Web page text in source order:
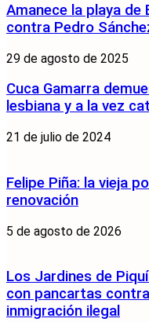
Amanece la playa de
contra Pedro
29 de agosto de 2025
Cuca Gamarra
lesbiana y a la vez
21 de julio de 2024
Felipe Piña: la vieja
renovación
5 de agosto de 2026
Los Jardines de
con pancartas
inmigración ilegal